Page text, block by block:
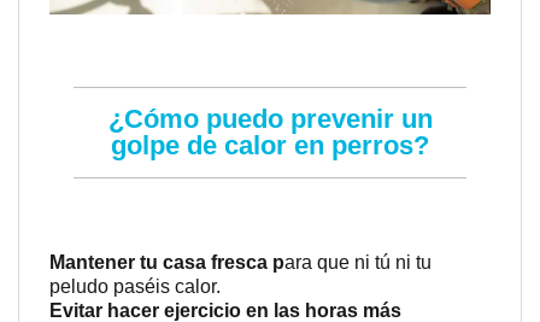
¿Cómo puedo prevenir un
golpe de calor en perros?
Mantener tu casa fresca para que ni tú ni tu
peludo paséis calor.
Evitar hacer ejercicio en las horas más